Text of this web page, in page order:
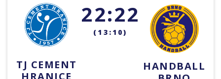
TJ CEMENT
22:22
(13:10)
HANDBALL